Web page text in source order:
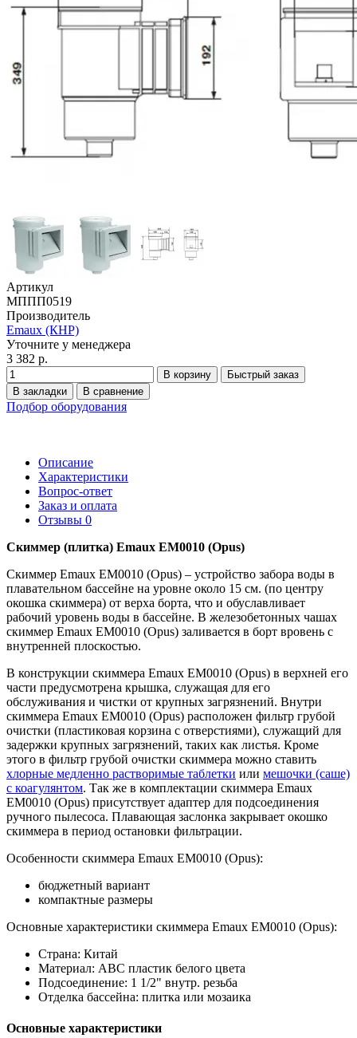
Артикул
МППП0519
Производитель
Emaux (КНР)
Уточните у менеджера
3 382 р.
В корзину
Быстрый заказ
В закладки
В сравнение
Подбор оборудования
Описание
Характеристики
Вопрос-ответ
Заказ и оплата
Отзывы 0
Скиммер (плитка) Emaux EM0010 (Opus)
Скиммер Emaux EM0010 (Opus) – устройство забора воды в
плавательном бассейне на уровне около 15 см. (по центру
окошка скиммера) от верха борта, что и обуславливает
рабочий уровень воды в бассейне. В железобетонных чашах
скиммер Emaux EM0010 (Opus) заливается в борт вровень с
внутренней плоскостью.
В конструкции скиммера Emaux EM0010 (Opus) в верхней его
части предусмотрена крышка, служащая для его
обслуживания и чистки от крупных загрязнений. Внутри
скиммера Emaux EM0010 (Opus) расположен фильтр грубой
очистки (пластиковая корзина с отверстиями), служащий для
задержки крупных загрязнений, таких как листья. Кроме
этого в фильтр грубой очистки скиммера можно ставить
хлорные медленно растворимые таблетки или мешочки (саше)
с коагулянтом. Так же в комплектации скиммера Emaux
EM0010 (Opus) присутствует адаптер для подсоединения
ручного пылесоса. Плавающая заслонка закрывает окошко
скиммера в период остановки фильтрации.
Особенности скиммера Emaux EM0010 (Opus):
бюджетный вариант
компактные размеры
Основные характеристики скиммера Emaux EM0010 (Opus):
Страна: Китай
Материал: АВС пластик белого цвета
Подсоединение: 1 1/2" внутр. резьба
Отделка бассейна: плитка или мозаика
Основные характеристики